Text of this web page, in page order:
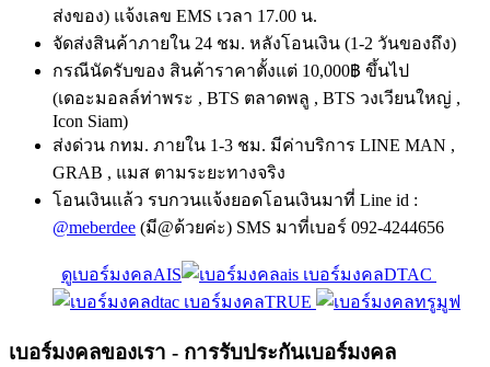
ส่งของ) แจ้งเลข EMS เวลา 17.00 น.
จัดส่งสินค้าภายใน 24 ชม. หลังโอนเงิน (1-2 วันของถึง)
กรณีนัดรับของ สินค้าราคาตั้งแต่ 10,000฿ ขึ้นไป
(เดอะมอลล์ท่าพระ , BTS ตลาดพลู , BTS วงเวียนใหญ่ ,
Icon Siam)
ส่งด่วน กทม. ภายใน 1-3 ชม. มีค่าบริการ LINE MAN ,
GRAB , แมส ตามระยะทางจริง
โอนเงินแล้ว รบกวนแจ้งยอดโอนเงินมาที่ Line id :
@meberdee (มี@ด้วยค่ะ) SMS มาที่เบอร์ 092-4244656
ดูเบอร์มงคลAIS
เบอร์มงคลDTAC
เบอร์มงคลTRUE
เบอร์มงคลของเรา - การรับประกันเบอร์มงคล